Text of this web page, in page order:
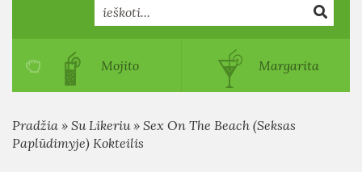
Mojito Margarita
Pradžia » Su Likeriu» Sex On The Beach (Seksas
Paplūdimyje) Kokteilis